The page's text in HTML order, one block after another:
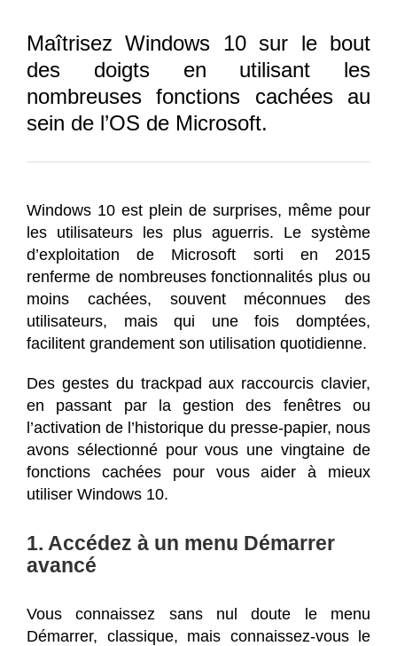
Maîtrisez Windows 10 sur le bout
des doigts en utilisant les
nombreuses fonctions cachées au
sein de l’OS de Microsoft.
Windows 10 est plein de surprises, même pour
les utilisateurs les plus aguerris. Le système
d’exploitation de Microsoft sorti en 2015
renferme de nombreuses fonctionnalités plus ou
moins cachées, souvent méconnues des
utilisateurs, mais qui une fois domptées,
facilitent grandement son utilisation quotidienne.
Des gestes du trackpad aux raccourcis clavier,
en passant par la gestion des fenêtres ou
l’activation de l’historique du presse-papier, nous
avons sélectionné pour vous une vingtaine de
fonctions cachées pour vous aider à mieux
utiliser Windows 10.
1. Accédez à un menu Démarrer
avancé
Vous connaissez sans nul doute le menu
Démarrer, classique, mais connaissez-vous le